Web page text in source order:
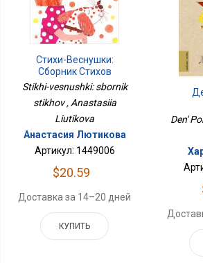
Стихи-Веснушки:
Сборник Стихов
Stikhi-vesnushki: sbornik
stikhov , Anastasiia
Liutikova
Анастасия Лютикова
Артикул: 1449006
$20.59
Доставка за 14–20 дней
КУПИТЬ
Den'